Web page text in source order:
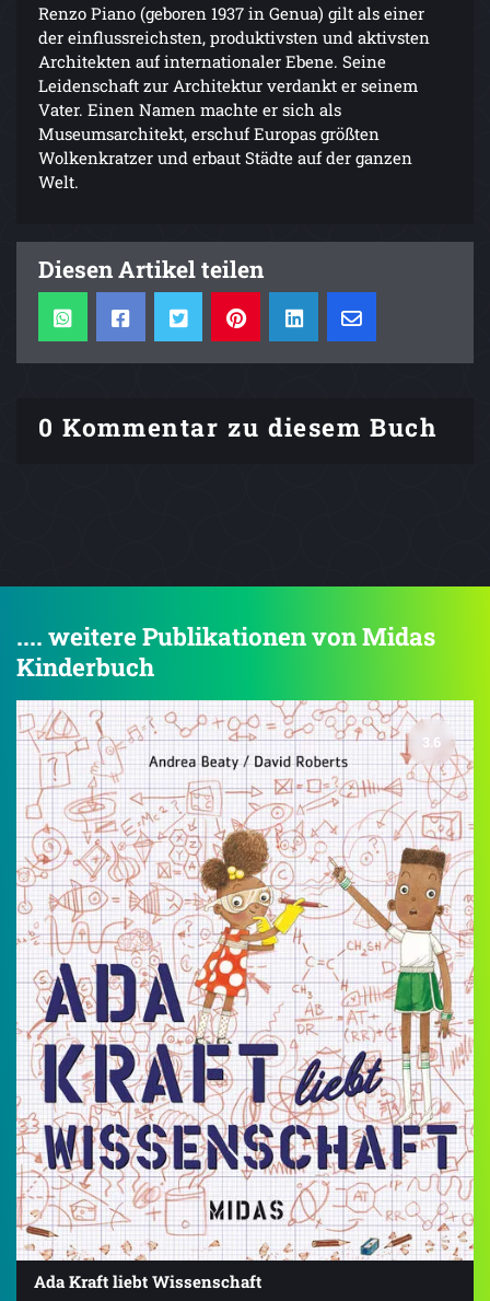
Renzo Piano (geboren 1937 in Genua) gilt als einer
der einflussreichsten, produktivsten und aktivsten
Architekten auf internationaler Ebene. Seine
Leidenschaft zur Architektur verdankt er seinem
Vater. Einen Namen machte er sich als
Museumsarchitekt, erschuf Europas größten
Wolkenkratzer und erbaut Städte auf der ganzen
Welt.
Diesen Artikel teilen
0 Kommentar zu diesem Buch
.... weitere Publikationen von Midas
Kinderbuch
3.6
Ada Kraft liebt Wissenschaft